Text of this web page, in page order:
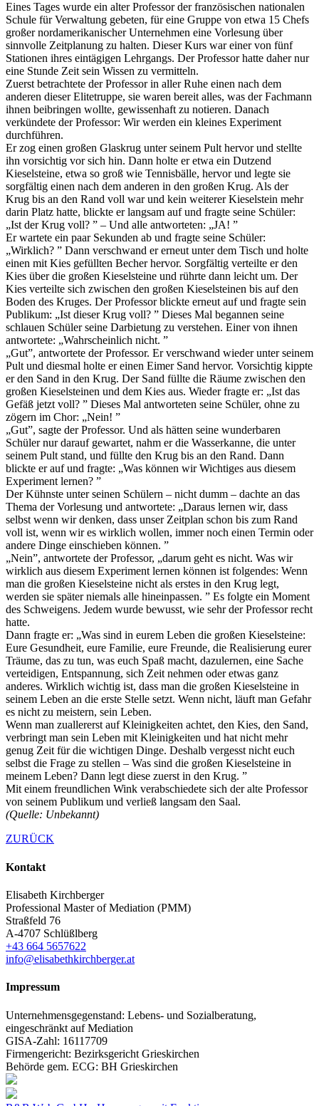
Eines Tages wurde ein alter Professor der französischen nationalen
Schule für Verwaltung gebeten, für eine Gruppe von etwa 15 Chefs
großer nordamerikanischer Unternehmen eine Vorlesung über
sinnvolle Zeitplanung zu halten. Dieser Kurs war einer von fünf
Stationen ihres eintägigen Lehrgangs. Der Professor hatte daher nur
eine Stunde Zeit sein Wissen zu vermitteln.
Zuerst betrachtete der Professor in aller Ruhe einen nach dem
anderen dieser Elitetruppe, sie waren bereit alles, was der Fachmann
ihnen beibringen wollte, gewissenhaft zu notieren. Danach
verkündete der Professor: Wir werden ein kleines Experiment
durchführen.
Er zog einen großen Glaskrug unter seinem Pult hervor und stellte
ihn vorsichtig vor sich hin. Dann holte er etwa ein Dutzend
Kieselsteine, etwa so groß wie Tennisbälle, hervor und legte sie
sorgfältig einen nach dem anderen in den großen Krug. Als der
Krug bis an den Rand voll war und kein weiterer Kieselstein mehr
darin Platz hatte, blickte er langsam auf und fragte seine Schüler:
„Ist der Krug voll? ” – Und alle antworteten: „JA! ”
Er wartete ein paar Sekunden ab und fragte seine Schüler:
„Wirklich? ” Dann verschwand er erneut unter dem Tisch und holte
einen mit Kies gefüllten Becher hervor. Sorgfältig verteilte er den
Kies über die großen Kieselsteine und rührte dann leicht um. Der
Kies verteilte sich zwischen den großen Kieselsteinen bis auf den
Boden des Kruges. Der Professor blickte erneut auf und fragte sein
Publikum: „Ist dieser Krug voll? ” Dieses Mal begannen seine
schlauen Schüler seine Darbietung zu verstehen. Einer von ihnen
antwortete: „Wahrscheinlich nicht. ”
„Gut”, antwortete der Professor. Er verschwand wieder unter seinem
Pult und diesmal holte er einen Eimer Sand hervor. Vorsichtig kippte
er den Sand in den Krug. Der Sand füllte die Räume zwischen den
großen Kieselsteinen und dem Kies aus. Wieder fragte er: „Ist das
Gefäß jetzt voll? ” Dieses Mal antworteten seine Schüler, ohne zu
zögern im Chor: „Nein! ”
„Gut”, sagte der Professor. Und als hätten seine wunderbaren
Schüler nur darauf gewartet, nahm er die Wasserkanne, die unter
seinem Pult stand, und füllte den Krug bis an den Rand. Dann
blickte er auf und fragte: „Was können wir Wichtiges aus diesem
Experiment lernen? ”
Der Kühnste unter seinen Schülern – nicht dumm – dachte an das
Thema der Vorlesung und antwortete: „Daraus lernen wir, dass
selbst wenn wir denken, dass unser Zeitplan schon bis zum Rand
voll ist, wenn wir es wirklich wollen, immer noch einen Termin oder
andere Dinge einschieben können. ”
„Nein”, antwortete der Professor, „darum geht es nicht. Was wir
wirklich aus diesem Experiment lernen können ist folgendes: Wenn
man die großen Kieselsteine nicht als erstes in den Krug legt,
werden sie später niemals alle hineinpassen. ” Es folgte ein Moment
des Schweigens. Jedem wurde bewusst, wie sehr der Professor recht
hatte.
Dann fragte er: „Was sind in eurem Leben die großen Kieselsteine:
Eure Gesundheit, eure Familie, eure Freunde, die Realisierung eurer
Träume, das zu tun, was euch Spaß macht, dazulernen, eine Sache
verteidigen, Entspannung, sich Zeit nehmen oder etwas ganz
anderes. Wirklich wichtig ist, dass man die großen Kieselsteine in
seinem Leben an die erste Stelle setzt. Wenn nicht, läuft man Gefahr
es nicht zu meistern, sein Leben.
Wenn man zuallererst auf Kleinigkeiten achtet, den Kies, den Sand,
verbringt man sein Leben mit Kleinigkeiten und hat nicht mehr
genug Zeit für die wichtigen Dinge. Deshalb vergesst nicht euch
selbst die Frage zu stellen – Was sind die großen Kieselsteine in
meinem Leben? Dann legt diese zuerst in den Krug. ”
Mit einem freundlichen Wink verabschiedete sich der alte Professor
von seinem Publikum und verließ langsam den Saal.
(Quelle: Unbekannt)
ZURÜCK
Kontakt
Elisabeth Kirchberger
Professional Master of Mediation (PMM)
Straßfeld 76
A-4707 Schlüßlberg
+43 664 5657622
info@elisabethkirchberger.at
Impressum
Unternehmensgegenstand: Lebens- und Sozialberatung,
eingeschränkt auf Mediation
GISA-Zahl: 16117709
Firmengericht: Bezirksgericht Grieskirchen
Behörde gem. ECG: BH Grieskirchen